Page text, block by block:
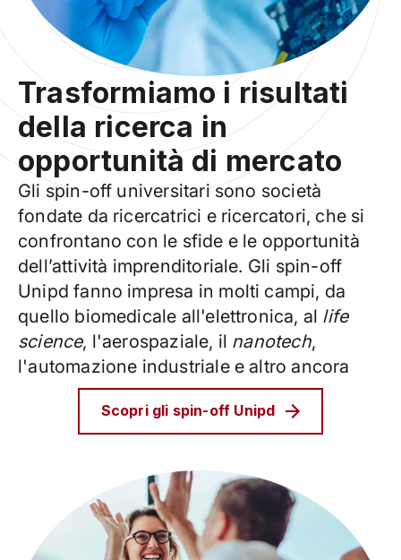
Trasformiamo i risultati
della ricerca in
opportunità di mercato
Gli spin-off universitari sono società
fondate da ricercatrici e ricercatori, che si
confrontano con le sfide e le opportunità
dell’attività imprenditoriale. Gli spin-off
Unipd fanno impresa in molti campi, da
quello biomedicale all'elettronica, al life
science, l'aerospaziale, il nanotech,
l'automazione industriale e altro ancora
Scopri gli spin-off Unipd